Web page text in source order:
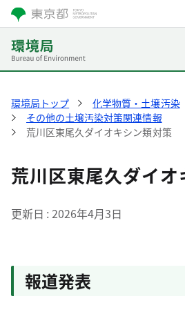
環境局トップ 化学物質・土壌汚染
その他の土壌汚染対策関連情報
荒川区東尾久ダイオキシン類対策
荒川区東尾久ダイ
更新日 2026年4月3日
報道発表